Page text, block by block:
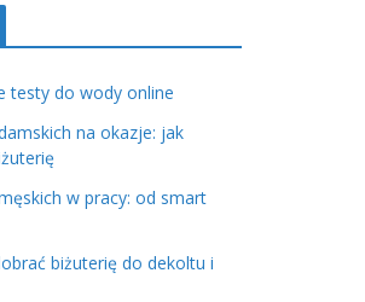
testy do wody online
na okazje: jak
w pracy: od smart
biżuterię do dekoltu i